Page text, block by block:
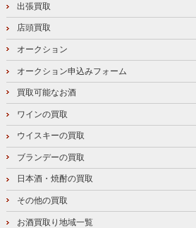
出張買取
店頭買取
オークション
オークション申込みフォーム
買取可能なお酒
ワインの買取
ウイスキーの買取
ブランデーの買取
日本酒・焼酎の買取
その他の買取
お酒買取り地域一覧